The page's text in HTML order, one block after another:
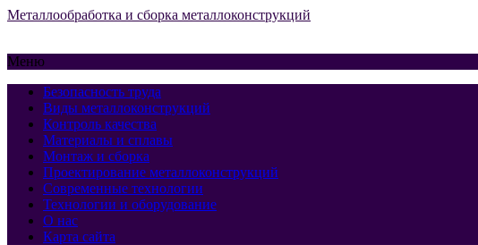
Металлообработка и сборка металлоконструкций
Меню
Безопасность труда
Виды металлоконструкций
Контроль качества
Материалы и сплавы
Монтаж и сборка
Проектирование металлоконструкций
Современные технологии
Технологии и оборудование
О нас
Карта сайта